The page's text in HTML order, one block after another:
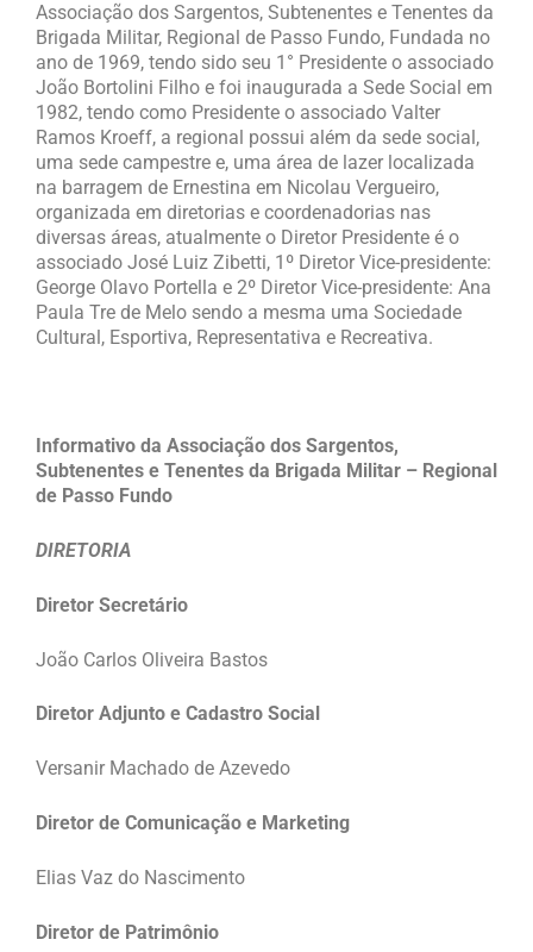
Associação dos Sargentos, Subtenentes e Tenentes da
Brigada Militar, Regional de Passo Fundo, Fundada no
ano de 1969, tendo sido seu 1° Presidente o associado
João Bortolini Filho e foi inaugurada a Sede Social em
1982, tendo como Presidente o associado Valter
Ramos Kroeff, a regional possui além da sede social,
uma sede campestre e, uma área de lazer localizada
na barragem de Ernestina em Nicolau Vergueiro,
organizada em diretorias e coordenadorias nas
diversas áreas, atualmente o Diretor Presidente é o
associado José Luiz Zibetti, 1º Diretor Vice-presidente:
George Olavo Portella e 2º Diretor Vice-presidente: Ana
Paula Tre de Melo sendo a mesma uma Sociedade
Cultural, Esportiva, Representativa e Recreativa.
Informativo da Associação dos Sargentos,
Subtenentes e Tenentes da Brigada Militar – Regional
de Passo Fundo
DIRETORIA
Diretor Secretário
João Carlos Oliveira Bastos
Diretor Adjunto e Cadastro Social
Versanir Machado de Azevedo
Diretor de Comunicação e Marketing
Elias Vaz do Nascimento
Diretor de Patrimônio